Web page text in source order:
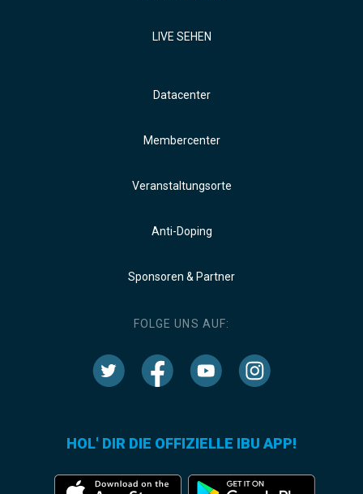
LIVE SEHEN
Datacenter
Membercenter
Veranstaltungsorte
Anti-Doping
Sponsoren & Partner
FOLGE UNS AUF:
HOL' DIR DIE OFFIZIELLE IBU APP!